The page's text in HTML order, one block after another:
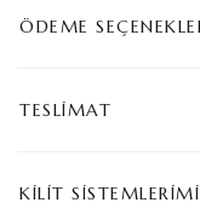
ÖDEME
TESLIMAT
KILIT